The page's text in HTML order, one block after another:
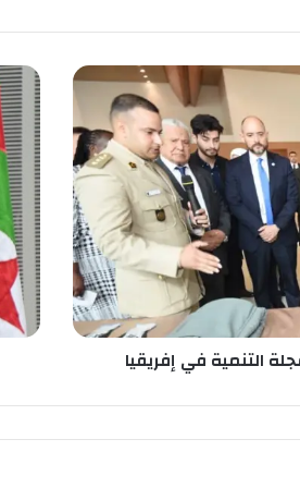
التنمية في إفريقيا
ر
س
ا
ل
ة
ش
ك
ر
إ
ل
ى
ر
ل